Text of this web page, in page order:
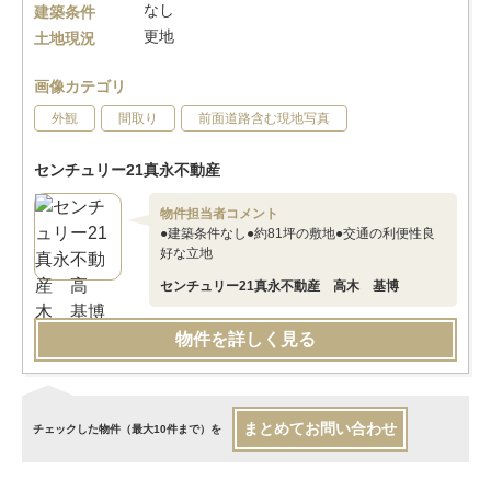
建築条件
なし
土地現況
更地
画像カテゴリ
外観 間取り 前面道路含む現地写真
センチュリー21真永不動産
物件担当者コメント
●建築条件なし●約81坪の敷地●交通の利便性良
好な立地
センチュリー21真永不動産 高木 基博
物件を詳しく見る
チェックした物件（最大10件まで）を まとめてお問い合わせ